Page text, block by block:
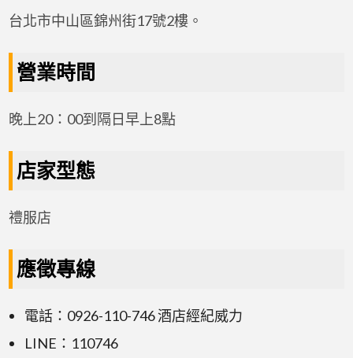
台北市中山區錦州街17號2樓。
營業時間
晚上20：00到隔日早上8點
店家型態
禮服店
應徵專線
電話：0926-110-746 酒店經紀威力
LINE：110746